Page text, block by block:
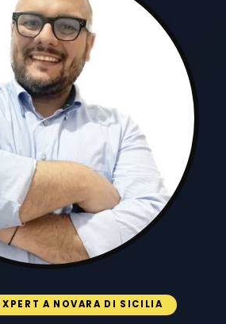
A NOVARA DI SICILIA